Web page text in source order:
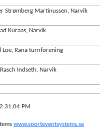
Strømberg Martinussen, Narvik
Kuraas, Narvik
Loe, Rana turnforening
Indseth, Narvik
PM
www.sporteventsystems.se